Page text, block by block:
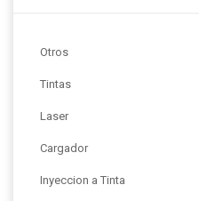
Otros
Tintas
Laser
Cargador
Inyeccion a Tinta